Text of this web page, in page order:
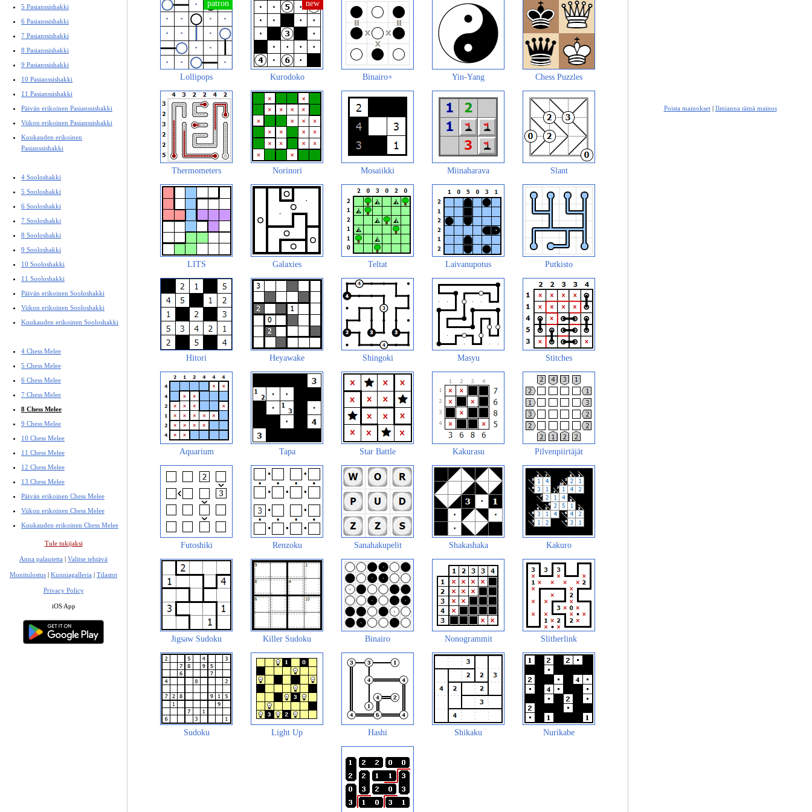
5 Pasianssishakki
6 Pasianssishakki
7 Pasianssishakki
8 Pasianssishakki
9 Pasianssishakki
10 Pasianssishakki
11 Pasianssishakki
Päivän erikoinen Pasianssishakki
Viikon erikoinen Pasianssishakki
Kuukauden erikoinen
Pasianssishakki
4 Sooloshakki
5 Sooloshakki
6 Sooloshakki
7 Sooloshakki
8 Sooloshakki
9 Sooloshakki
10 Sooloshakki
11 Sooloshakki
Päivän erikoinen Sooloshakki
Viikon erikoinen Sooloshakki
Kuukauden erikoinen Sooloshakki
4 Chess Melee
5 Chess Melee
6 Chess Melee
7 Chess Melee
8 Chess Melee
9 Chess Melee
10 Chess Melee
11 Chess Melee
12 Chess Melee
13 Chess Melee
Päivän erikoinen Chess Melee
Viikon erikoinen Chess Melee
Kuukauden erikoinen Chess Melee
Tule tukijaksi
Anna palautetta | Valitse tehtävä
Monitulostus | Kunniagalleria | Tilastot
Privacy Policy
iOS App
Lollipops Kurodoko Binairo+ Yin-Yang Chess Puzzles
Thermometers Norinori Mosaiikki Miinaharava Slant
LITS Galaxies Teltat Laivanupotus Putkisto
Hitori Heyawake Shingoki Masyu Stitches
Aquarium Tapa Star Battle Kakurasu Pilvenpiirtäjät
Futoshiki Renzoku Sanahakupelit Shakashaka Kakuro
Jigsaw Sudoku Killer Sudoku Binairo Nonogrammit Slitherlink
Sudoku Light Up Hashi Shikaku Nurikabe
Poista mainokset| Ilmianna tämä mainos